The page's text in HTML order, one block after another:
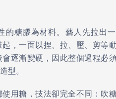
的糖膠為材料。藝人先拉出
，一面以捏、拉、壓、剪等
逐漸變硬，因此整個過程必
型。
用糖，技法卻完全不同：吹